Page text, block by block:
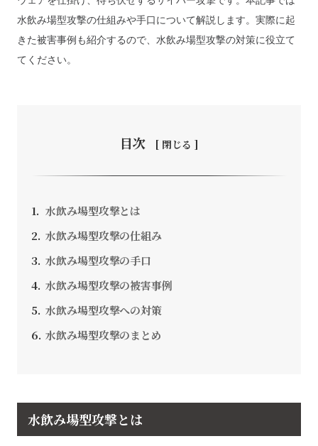
お問い合わせ
水飲み場型攻撃の仕組みや手口について解説します。実際に起
きた被害事例も紹介するので、水飲み場型攻撃の対策に役立て
てください。
目次
水飲み場型攻撃とは
水飲み場型攻撃の仕組み
水飲み場型攻撃の手口
水飲み場型攻撃の被害事例
水飲み場型攻撃への対策
水飲み場型攻撃のまとめ
水飲み場型攻撃とは